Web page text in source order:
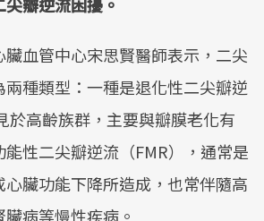
血管中心宋思賢醫師表示，二尖
種類型：一種是退化性二尖瓣逆
於高齡族群，主要與瓣膜老化有
性二尖瓣逆流（FMR），通常是
臟功能下降所造成，也常伴隨高
病等慢性疾病。